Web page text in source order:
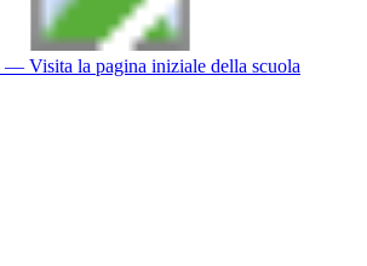
— Visita la pagina iniziale della scuola